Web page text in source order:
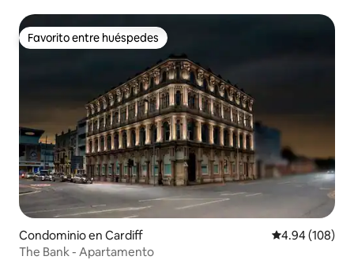
Favorito entre huéspedes
Favorito entre huéspedes
Condominio en Cardiff Calificación
4.94 (108)
The Bank - Apartamento